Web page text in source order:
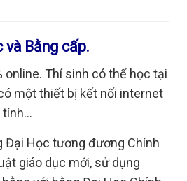
và Bằng cấp.
online. Thí sinh có thể học tại
một thiết bị kết nối internet
tính…
Đại Học tương đương Chính
giáo dục mới, sử dụng